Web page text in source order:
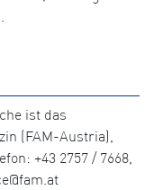
ist das
(FAM-Austria),
+43 2757 / 7668,